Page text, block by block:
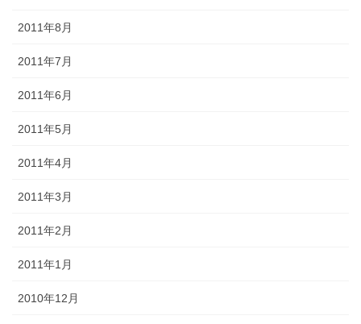
2011年8月
2011年7月
2011年6月
2011年5月
2011年4月
2011年3月
2011年2月
2011年1月
2010年12月